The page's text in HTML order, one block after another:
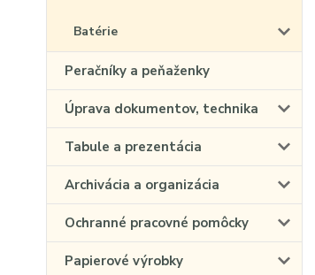
Batérie
Peračníky a peňaženky
Úprava dokumentov, technika
Tabule a prezentácia
Archivácia a organizácia
Ochranné pracovné pomôcky
Papierové výrobky